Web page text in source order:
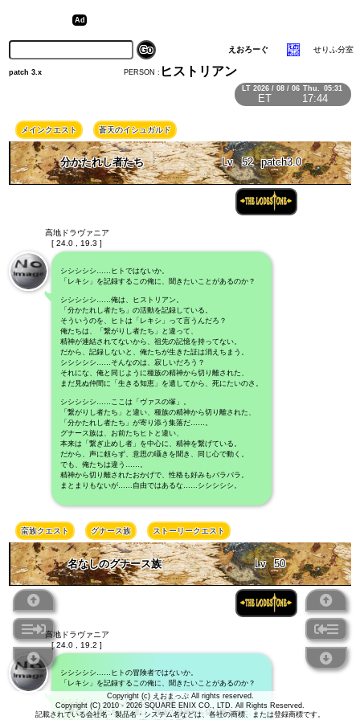
Copyright (c) えおまっぷ All rights reserved.
Copyright (C) 2010 - 2026 SQUARE ENIX CO., LTD. All Rights Reserved.
記載されている会社名・製品名・システム名などは、各社の商標、または登録商標です。
LT 2026 / 08 / 06 Thu. 05:31
ET 17:44
えおろーぐ せりふ分室
PERSON : ヒストリアン
patch 3.x
メインクエスト 蒼天のイシュガルド
分かたれし者たち Lv 52 patch3.0
高地ドラヴァニア
[ 24.0 , 19.3 ]
シシシシシ……ヒトではないか。
「レキシ」を記録するこの俺に、聞きたいことがあるのか？
シシシシシ……俺は、ヒストリアン。
「分かたれし者たち」の活動を記録している。
そういうのを、ヒトは「レキシ」って言うんだろ？
俺たちは、「繋がりし者たち」と違って、
精神が連結されてないから、祖先の記憶を持ってない。
だから、記録しないと、俺たちが生きた証は消えちまう。
シシシシシ……そんなのは、寂しいだろう？
それにな、俺と同じように種族の精神から切り離された、
まだ見ぬ仲間に「生きる知恵」を遺してから、死にたいのさ。
シシシシシ……ここは「ヴァスの塚」。
「繋がりし者たち」と違い、種族の精神から切り離された、
「分かたれし者たち」が寄り添う集落だ……。
グナース族は、お前たちヒトと違い、
本来は「繋ぎ止めし者」を中心に、精神を繋げている。
だから、声に頼らず、意思の囁きを聞き、同じ心で動く。
でも、俺たちは違う……。
精神から切り離されたおかげで、性格も好みもバラバラ。
まとまりもないが……自由ではあるな……シシシシシ。
蛮族クエスト グナース族 ストーリークエスト
名なしのグナース族 Lv 50
高地ドラヴァニア
[ 24.0 , 19.2 ]
シシシシシ……ヒトの冒険者ではないか。
「レキシ」を記録するこの俺に、聞きたいことがあるのか？
シシシシシ……ここは「ヴァスの塚」。
「繋がりし者たち」と違い、種族の精神から切り離された、